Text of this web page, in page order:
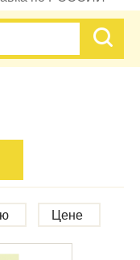
Цене